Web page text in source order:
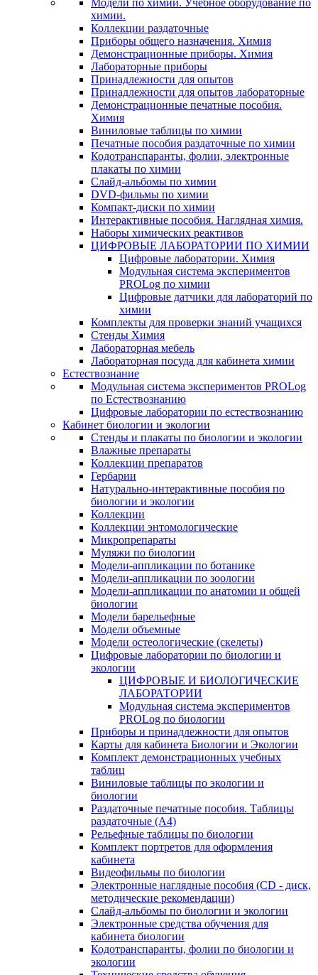
Модели по химии. Учебное оборудование по
химии.
Коллекции раздаточные
Приборы общего назначения. Химия
Демонстрационные приборы. Химия
Лабораторные приборы
Принадлежности для опытов
Принадлежности для опытов лабораторные
Демонстрационные печатные пособия.
Химия
Виниловые таблицы по химии
Печатные пособия раздаточные по химии
Кодотранспаранты, фолии, электронные
плакаты по химии
Слайд-альбомы по химии
DVD-фильмы по химии
Компакт-диски по химии
Интерактивные пособия. Наглядная химия.
Наборы химических реактивов
ЦИФРОВЫЕ ЛАБОРАТОРИИ ПО ХИМИИ
Цифровые лаборатории. Химия
Модульная система экспериментов
PROLog по химии
Цифровые датчики для лабораторий по
химии
Комплекты для проверки знаний учащихся
Стенды Химия
Лабораторная мебель
Лабораторная посуда для кабинета химии
Естествознание
Модульная система экспериментов PROLog
по Естествознанию
Цифровые лаборатории по естествознанию
Кабинет биологии и экологии
Стенды и плакаты по биологии и экологии
Влажные препараты
Коллекции препаратов
Гербарии
Натурально-интерактивные пособия по
биологии и экологии
Коллекции
Коллекции энтомологические
Микропрепараты
Муляжи по биологии
Модели-аппликации по ботанике
Модели-аппликации по зоологии
Модели-аппликации по анатомии и общей
биологии
Модели барельефные
Модели объемные
Модели остеологические (скелеты)
Цифровые лаборатории по биологии и
экологии
ЦИФРОВЫЕ И БИОЛОГИЧЕСКИЕ
ЛАБОРАТОРИИ
Модульная система экспериментов
PROLog по биологии
Приборы и принадлежности для опытов
Карты для кабинета Биологии и Экологии
Комплект демонстрационных учебных
таблиц
Виниловые таблицы по экологии и
биологии
Раздаточные печатные пособия. Таблицы
раздаточные (А4)
Рельефные таблицы по биологии
Комплект портретов для оформления
кабинета
Видеофильмы по биологии
Электронные наглядные пособия (CD - диск,
методические рекомендации)
Слайд-альбомы по биологии и экологии
Электронные средства обучения для
кабинета биологии
Кодотранспаранты, фолии по биологии и
экологии